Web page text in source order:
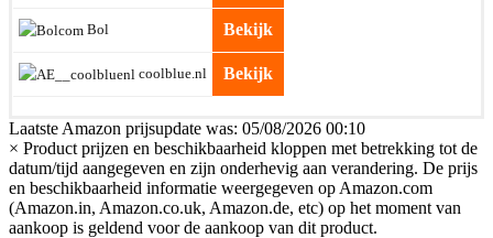
Bol Bekijk
coolblue.nl Bekijk
Laatste Amazon prijsupdate was: 05/08/2026 00:10
× Product prijzen en beschikbaarheid kloppen met betrekking tot de
datum/tijd aangegeven en zijn onderhevig aan verandering. De prijs
en beschikbaarheid informatie weergegeven op Amazon.com
(Amazon.in, Amazon.co.uk, Amazon.de, etc) op het moment van
aankoop is geldend voor de aankoop van dit product.